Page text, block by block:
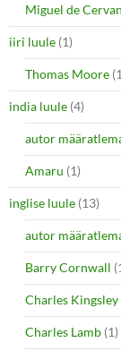
Miguel de
iiri luule (1)
Thomas Moore
india luule (4)
autor
Amaru (1)
inglise luule (13)
autor
Barry Cornwall
Charles Kingsley
Charles Lamb (1)